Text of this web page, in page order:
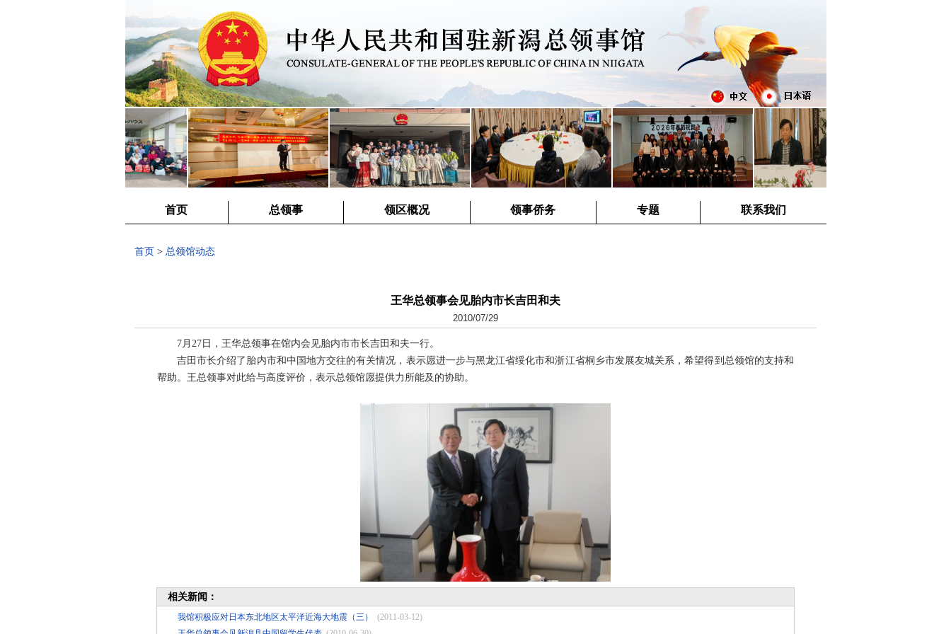
首页 总领事 领区概况 领事侨务 专题 联系我们
首页 > 总领馆动态
王华总领事会见胎内市长吉田和夫
2010/07/29
7月 27 日，王华总领事在馆内会见胎内市市长吉田和夫一行。
吉田市长介绍了胎内市和中国地方交往的有关情况，表示愿进一步与黑龙江省绥化市和浙江省桐乡市发展友城关系，希望得到总领馆的支持和
帮助。王总领事对此给与高度评价，表示总领馆愿提供力所能及的协助。
相关新闻：
我馆积极应对日本东北地区太平洋近海大地震（三）
(2011-03-12)